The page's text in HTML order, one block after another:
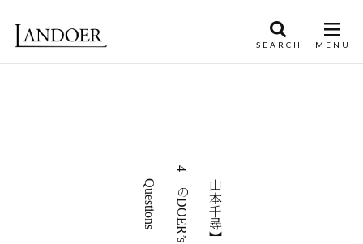
【山本千尋】
4つのDOER’s
Questions